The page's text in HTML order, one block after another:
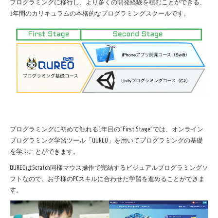
プログラミングに移行し、より多くの開発経験を積むことができる、
3年間のカリキュラムの本格的なプログラミングスクールです。
プログラミングに初めて触れる1 年目の“First Stage”では、オンライン
プログラミング学習ツール「 QUREO 」を用いてプログラミングの基礎
を学ぶことができます。
QUREOはScratch 同様マウス操作で完結するビジュアルプログラミングソ
フトなので、お子様のPCスキルに合わせた学習を進めることができま
す。